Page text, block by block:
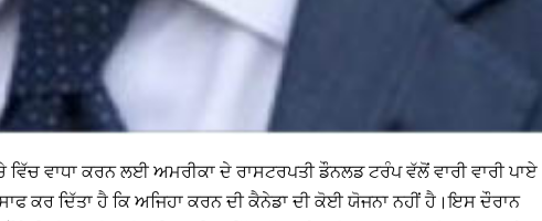
ਵਾਧਾ ਕਰਨ ਲਈ ਅਮਰੀਕਾ ਦੇ ਰਾਸਟਰਪਤੀ ਡੌਨਲਡ ਟਰੰਪ ਵੱਲੋਂ ਵਾਰੀ ਵਾਰੀ ਪਾਏ
ਕਰ ਦਿੱਤਾ ਹੈ ਕਿ ਅਜਿਹਾ ਕਰਨ ਦੀ ਕੈਨੇਡਾ ਦੀ ਕੋਈ ਯੋਜਨਾ ਨਹੀਂ ਹੈ।ਇਸ ਦੌਰਾਨ